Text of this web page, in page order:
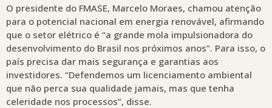
O presidente do FMASE, Marcelo Moraes, chamou atenção
para o potencial nacional em energia renovável, afirmando
que o setor elétrico é “a grande mola impulsionadora do
desenvolvimento do Brasil nos próximos anos”. Para isso, o
país precisa dar mais segurança e garantias aos
investidores. “Defendemos um licenciamento ambiental
que não perca sua qualidade jamais, mas que tenha
celeridade nos processos”, disse.